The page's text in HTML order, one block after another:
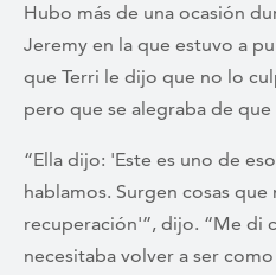
Hubo más de una ocasión
Jeremy en la que estuvo a
que Terri le dijo que no lo
pero que se alegraba de
“Ella dijo: 'Este es uno de
hablamos. Surgen cosas
recuperación'”, dijo. “Me di
necesitaba volver a ser